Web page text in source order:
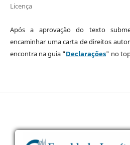
Licença
Após a aprovação do texto
encaminhar uma carta de direitos
encontra na guia "Declarações" no